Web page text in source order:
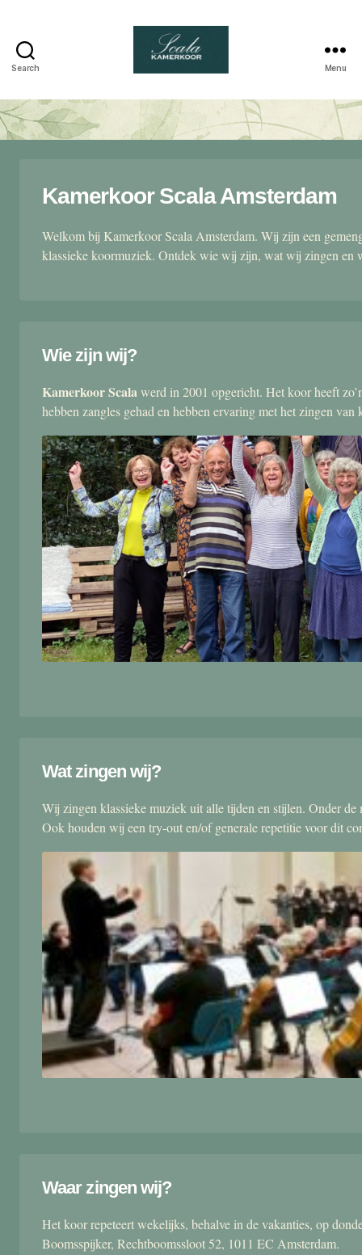
Search
kamerkoor
Menu
Kamerkoor Scala Amsterdam
Welkom bij Kamerkoor Scala Amsterdam. Wij zijn een
klassieke koormuziek. Ontdek wie wij zijn, wat wij zingen en
Wie zijn wij?
Kamerkoor Scalawerd in 2001 opgericht. Het koor heeft
hebben zangles gehad en hebben ervaring met het zingen van
Wat zingen wij?
Wij zingen klassieke muziek uit alle tijden en stijlen. Onder
Ook houden wij een try-out en/of generale repetitie voor dit
Waar zingen wij?
Het koor repeteert wekelijks, behalve in de vakanties, op
Boomsspijker, Rechtboomssloot 52, 1011 EC Amsterdam.